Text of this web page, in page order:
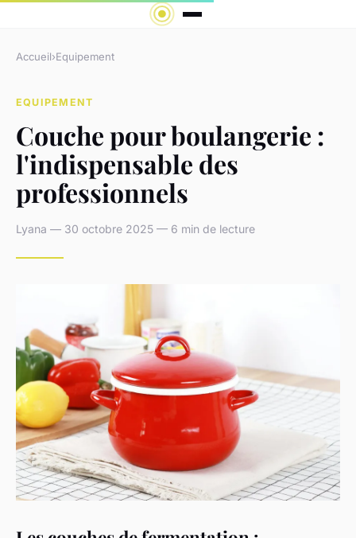
Accueil›Equipement
EQUIPEMENT
Couche pour boulangerie :
l'indispensable des
professionnels
Lyana — 30 octobre 2025 — 6 min de lecture